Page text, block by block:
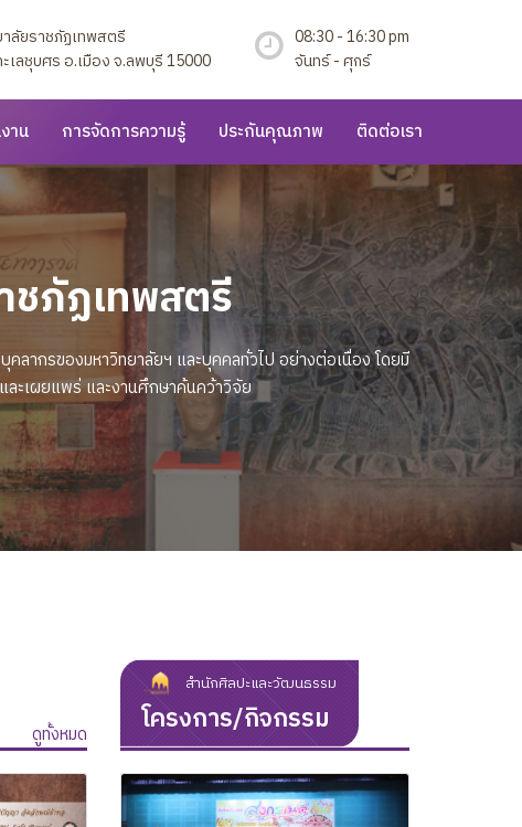
ลัยราชภัฏเทพสตรี
เลชุบศร อ.เมือง จ.ลพบุรี 15000
08:30 - 16:30 pm
จันทร์ - ศุกร์
าน การจัดการความรู้ ประกันคุณภาพ ติดต่อเรา
ชภัฏเทพสตรี
ากรของมหาวิทยาลัยฯ และบุคคลทั่วไป อย่างต่อเนื่อง โดยมี
ะเผยแพร่ และงานศึกษาค้นคว้าวิจัย
ดูทั้งหมด
สำนักศิลปะและวัฒนธรรม
โครงการ/กิจกรรม